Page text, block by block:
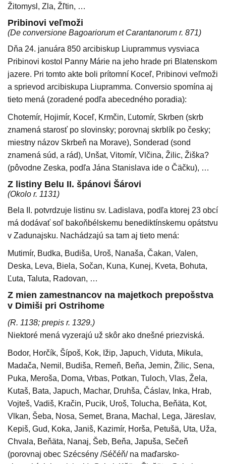
Žitomysl, Zla, Žľtin, …
Pribinovi veľmoži
(De conversione Bagoariorum et Carantanorum r. 871)
Dňa 24. januára 850 arcibiskup Liuprammus vysviaca
Pribinovi kostol Panny Márie na jeho hrade pri Blatenskom
jazere. Pri tomto akte boli prítomní Koceľ, Pribinovi veľmoži
a sprievod arcibiskupa Liupramma. Conversio spomína aj
tieto mená (zoradené podľa abecedného poradia):
Chotemír, Hojimír, Koceľ, Krmčin, Ľutomír, Skrben (skrb
znamená starosť po slovinsky; porovnaj skrblík po česky;
miestny názov Skrbeň na Morave), Sonderad (sond
znamená súd, a rád), Unšat, Vitomír, Vlčina, Žilic, Žiška?
(pôvodne Zeska, podľa Jána Stanislava ide o Čäčku), …
Z listiny Belu II. špánovi Šárovi
(Okolo r. 1131)
Bela II. potvrdzuje listinu sv. Ladislava, podľa ktorej 23 obcí
má dodávať soľ bakoňbélskemu benediktínskemu opátstvu
v Zadunajsku. Nachádzajú sa tam aj tieto mená:
Mutimír, Budka, Budiša, Uroš, Nanaša, Čakan, Valen,
Deska, Leva, Biela, Sočan, Kuna, Kunej, Kveta, Bohuta,
Ľuta, Taluta, Radovan, …
Z mien zamestnancov na majetkoch prepošstva
v Dimiši pri Ostrihome
(R. 1138; prepis r. 1329.)
Niektoré mená vyzerajú už skôr ako dnešné priezviská.
Bodor, Horčík, Šípoš, Kok, Ižip, Japuch, Viduta, Mikula,
Madača, Nemil, Budiša, Remeň, Beňa, Jemin, Žilic, Sena,
Puka, Meroša, Doma, Vrbas, Potkan, Tuloch, Vlas, Žela,
Kutaš, Bata, Japuch, Machar, Druhša, Čáslav, Inka, Hrab,
Vojteš, Vadiš, Kračin, Pucik, Uroš, Tolucha, Beňäta, Kot,
Vlkan, Šeba, Nosa, Semet, Brana, Machal, Lega, Järeslav,
Kepiš, Gud, Koka, Janiš, Kazimír, Horša, Petušä, Uta, Uža,
Chvala, Beňäta, Nanaj, Šeb, Beňa, Japuša, Sečeň
(porovnaj obec Szécsény /Séčéň/ na maďarsko-